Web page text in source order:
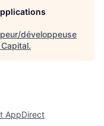
développeuse
.
AppDirect